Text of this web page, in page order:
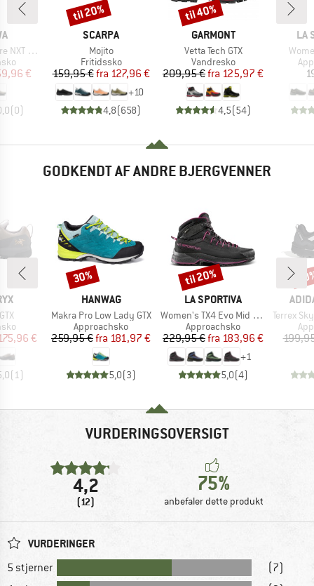
GTX
pris
€
(0)
MÆRKE
SCARPA
Artikel
Mojito
Produktgruppe
Fritidssko
Pris
159,95 € Nedsat pris
fra 127,96 €
+10
4,8(658)
Rabat
til 20%
MÆRKE
GARMONT
Artikel
Vetta Tech GTX
Produktgruppe
Vandresko
Pris
209,95 € Nedsat pris
fra 125,97 €
4,5(54)
Rabat
til 40%
LA
Artikel
GODKENDT AF ANDRE BJERGVENNER
pris
€
(1)
MÆRKE
HANWAG
Artikel
Makra Pro Low Lady GTX
Produktgruppe
Approachsko
Pris
259,95 € Nedsat pris
fra 181,97 €
5,0(3)
Rabat
30%
MÆRKE
LA SPORTIVA
Artikel
Women's TX4 Evo Mid GTX
Produktgruppe
Approachsko
Pris
229,95 € Nedsat pris
fra 183,96 €
+1
5,0(4)
Rabat
til 20%
Artikel
Terrex
VURDERINGSOVERSIGT
4,2
(12)
75%
anbefaler dette produkt
VURDERINGER
5 stjerner
(7)